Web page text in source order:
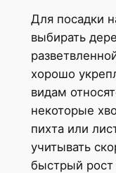
Для посадки
выбирать
хорошо
видам
некоторые
пихта или
учитывать
быстрый